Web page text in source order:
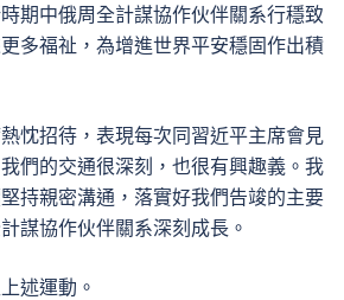
期中俄周全計謀協作伙伴關系行穩致
多福祉，為增進世界平安穩固作出積
忱招待，表現每次同習近平主席會見
們的交通很深刻，也很有興趣義。我
持親密溝通，落實好我們告竣的主要
謀協作伙伴關系深刻成長。
述運動。